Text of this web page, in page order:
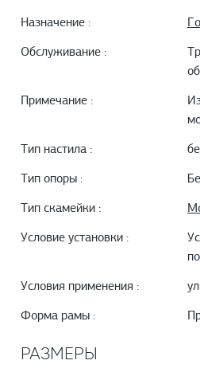
Назначение :
Обслуживание :
Примечание :
Тип настила :
Тип опоры :
Тип скамейки :
Условие установки :
Условия применения :
Форма рамы :
РАЗМЕРЫ